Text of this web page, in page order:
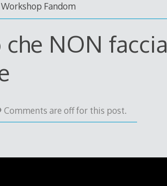
Fandom
NON faccia
Comments are off for this post.